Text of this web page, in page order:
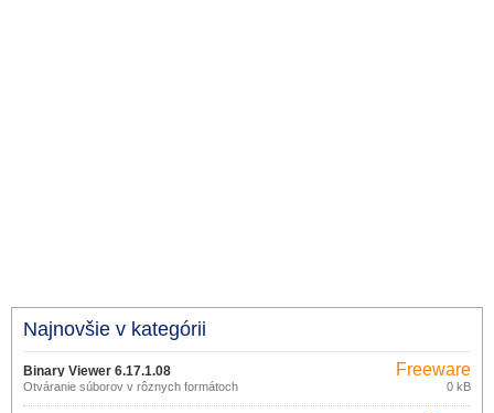
Najnovšie v kategórii
Binary Viewer 6.17.1.08
Otváranie súborov v rôznych formátoch
Freeware
0 kB